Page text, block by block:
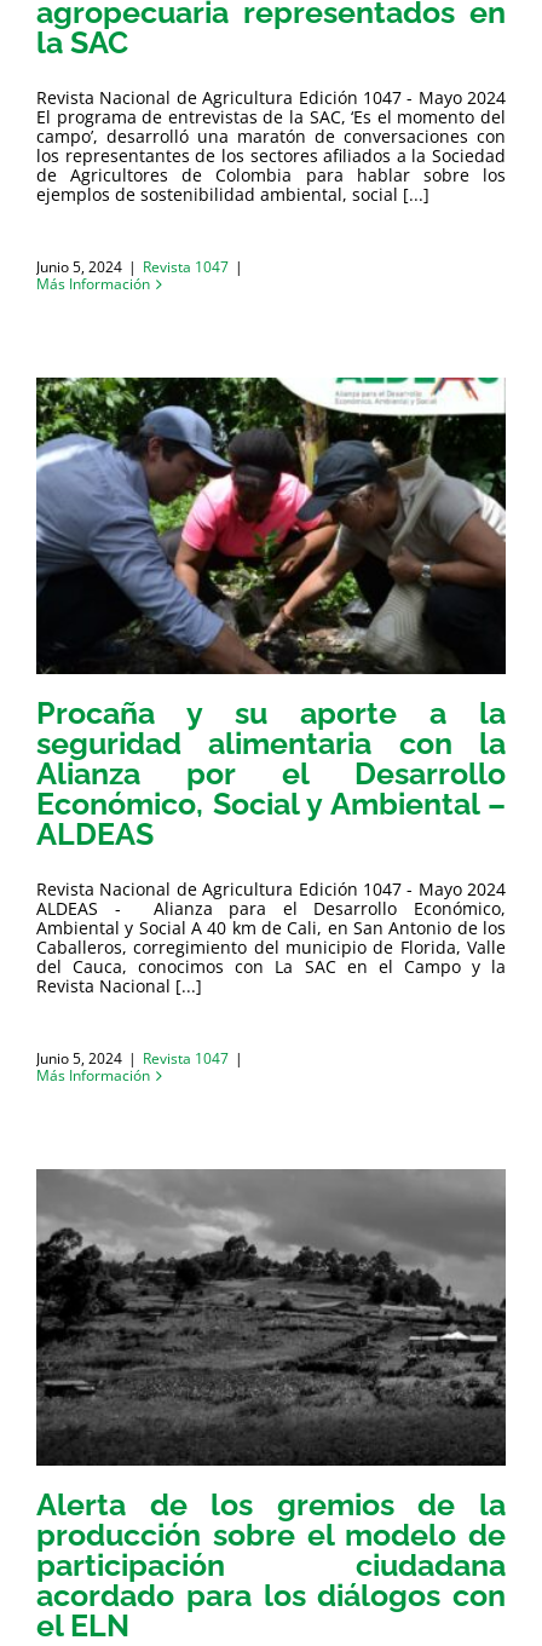
agropecuaria representados en
la SAC
Revista Nacional de Agricultura Edición 1047 - Mayo 2024
El programa de entrevistas de la SAC, ‘Es el momento del
campo’, desarrolló una maratón de conversaciones con
los representantes de los sectores afiliados a la Sociedad
de Agricultores de Colombia para hablar sobre los
ejemplos de sostenibilidad ambiental, social [...]
Junio 5, 2024 | Revista 1047 |
Más Información
Procaña y su aporte a la
seguridad alimentaria con la
Alianza por el Desarrollo
Económico, Social y Ambiental –
ALDEAS
Revista Nacional de Agricultura Edición 1047 - Mayo 2024
ALDEAS - Alianza para el Desarrollo Económico,
Ambiental y Social A 40 km de Cali, en San Antonio de los
Caballeros, corregimiento del municipio de Florida, Valle
del Cauca, conocimos con La SAC en el Campo y la
Revista Nacional [...]
Junio 5, 2024 | Revista 1047 |
Más Información
Alerta de los gremios de la
producción sobre el modelo de
participación ciudadana
acordado para los diálogos con
el ELN